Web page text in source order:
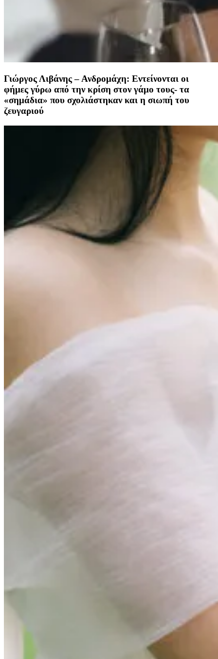
Γιώργος Λιβάνης – Ανδρομάχη: Εντείνονται οι
φήμες γύρω από την κρίση στον γάμο τους- τα
«σημάδια» που σχολιάστηκαν και η σιωπή του
ζευγαριού